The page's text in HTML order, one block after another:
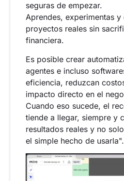
seguras de empezar.
Aprendes, experimentas y
proyectos reales sin
financiera.
Es posible crear
agentes e incluso
eficiencia, reduzcan
impacto directo en el
Cuando eso sucede, el
tiende a llegar, siempre y
resultados reales y no
el simple hecho de usarla".